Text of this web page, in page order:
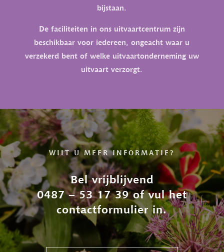
bijstaan.
De faciliteiten in ons uitvaartcentrum zijn
beschikbaar voor iedereen, ongeacht waar u
verzekerd bent of welke uitvaartonderneming uw
uitvaart verzorgt.
WILT U MEER INFORMATIE?
Bel vrijblijvend
0487 – 53 17 39 of vul het
contactformulier in.